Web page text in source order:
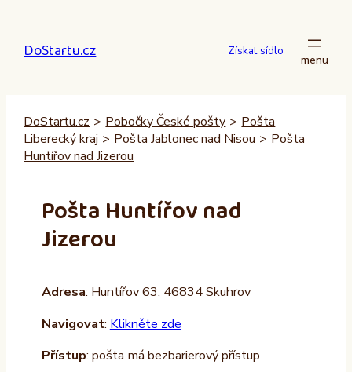
obsah
DoStartu.cz Získat sídlo
DoStartu.cz > Pobočky České pošty > Pošta
Liberecký kraj > Pošta Jablonec nad Nisou > Pošta
Huntířov nad Jizerou
Pošta Huntířov nad
Jizerou
Adresa: Huntířov 63, 46834 Skuhrov
Navigovat: Klikněte zde
Přístup: pošta má bezbarierový přístup